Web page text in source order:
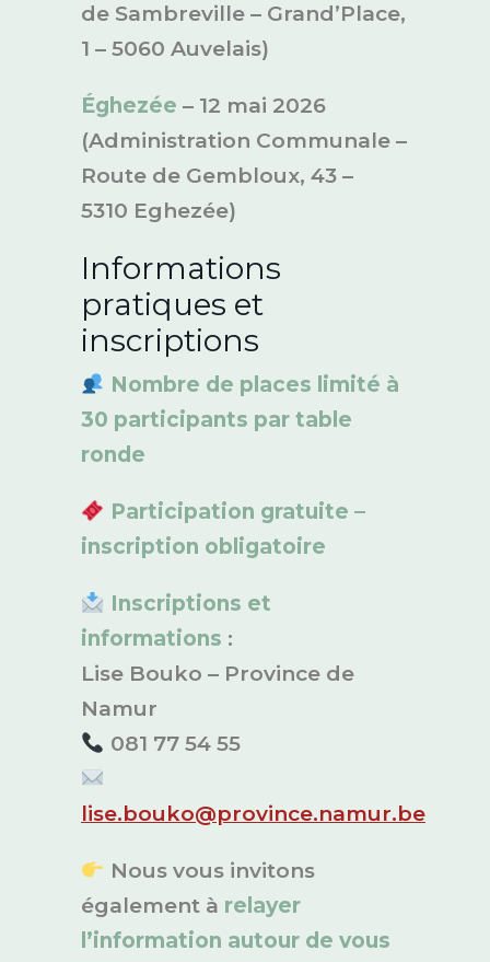
de Sambreville – Grand’Place,
1 – 5060 Auvelais)
Éghezée – 12 mai 2026
(Administration Communale –
Route de Gembloux, 43 –
5310 Eghezée)
Informations
pratiques et
inscriptions
Nombre de places limité à
30 participants par table
ronde
Participation gratuite –
inscription obligatoire
Inscriptions et
informations :
Lise Bouko – Province de
Namur
081 77 54 55
lise.bouko@province.namur.be
Nous vous invitons
également à relayer
l’information autour de vous